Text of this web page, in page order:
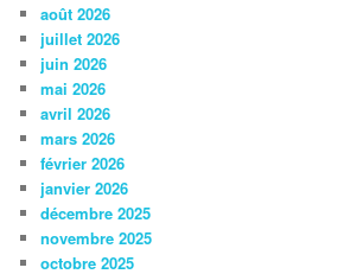
août 2026
juillet 2026
juin 2026
mai 2026
avril 2026
mars 2026
février 2026
janvier 2026
décembre 2025
novembre 2025
octobre 2025